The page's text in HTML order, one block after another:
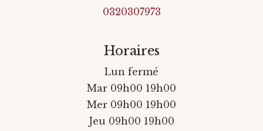
0320307973
Horaires
Lun fermé
Mar 09h00 19h00
Mer 09h00 19h00
Jeu 09h00 19h00